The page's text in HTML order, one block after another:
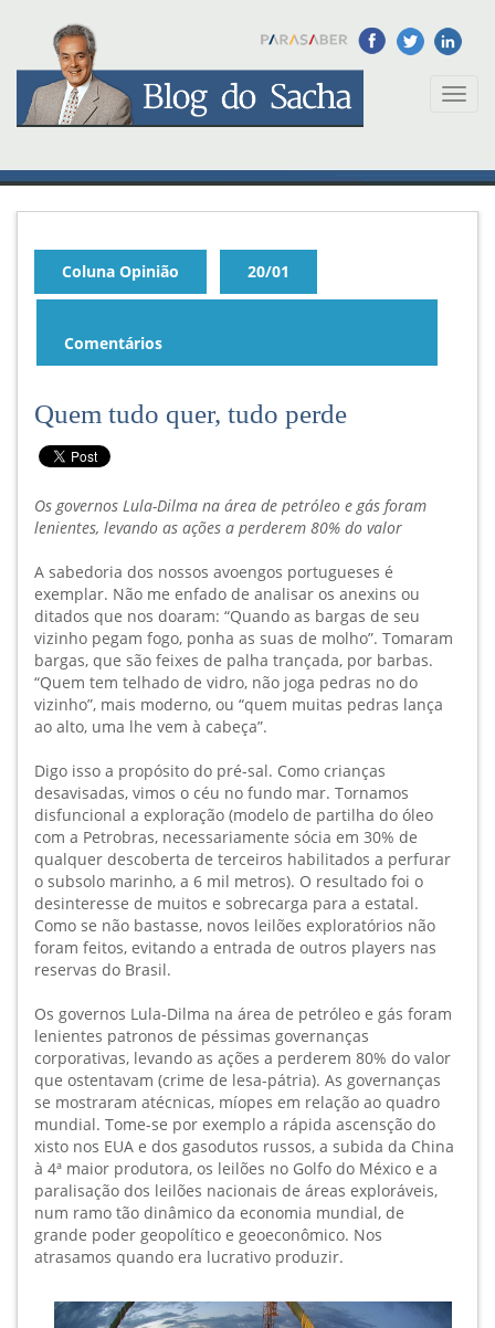
Toggle
Coluna Opinião 20/01
Comentários
Quem tudo quer, tudo perde
Os governos Lula-Dilma na área de petróleo e gás foram
lenientes, levando as ações a perderem 80% do valor
A sabedoria dos nossos avoengos portugueses é
exemplar. Não me enfado de analisar os anexins ou
ditados que nos doaram: “Quando as bargas de seu
vizinho pegam fogo, ponha as suas de molho”. Tomaram
bargas, que são feixes de palha trançada, por barbas.
“Quem tem telhado de vidro, não joga pedras no do
vizinho”, mais moderno, ou “quem muitas pedras lança
ao alto, uma lhe vem à cabeça”.
Digo isso a propósito do pré-sal. Como crianças
desavisadas, vimos o céu no fundo mar. Tornamos
disfuncional a exploração (modelo de partilha do óleo
com a Petrobras, necessariamente sócia em 30% de
qualquer descoberta de terceiros habilitados a perfurar
o subsolo marinho, a 6 mil metros). O resultado foi o
desinteresse de muitos e sobrecarga para a estatal.
Como se não bastasse, novos leilões exploratórios não
foram feitos, evitando a entrada de outros players nas
reservas do Brasil.
Os governos Lula-Dilma na área de petróleo e gás foram
lenientes patronos de péssimas governanças
corporativas, levando as ações a perderem 80% do valor
que ostentavam (crime de lesa-pátria). As governanças
se mostraram atécnicas, míopes em relação ao quadro
mundial. Tome-se por exemplo a rápida ascensção do
xisto nos EUA e dos gasodutos russos, a subida da China
à 4ª maior produtora, os leilões no Golfo do México e a
paralisação dos leilões nacionais de áreas exploráveis,
num ramo tão dinâmico da economia mundial, de
grande poder geopolítico e geoeconômico. Nos
atrasamos quando era lucrativo produzir.